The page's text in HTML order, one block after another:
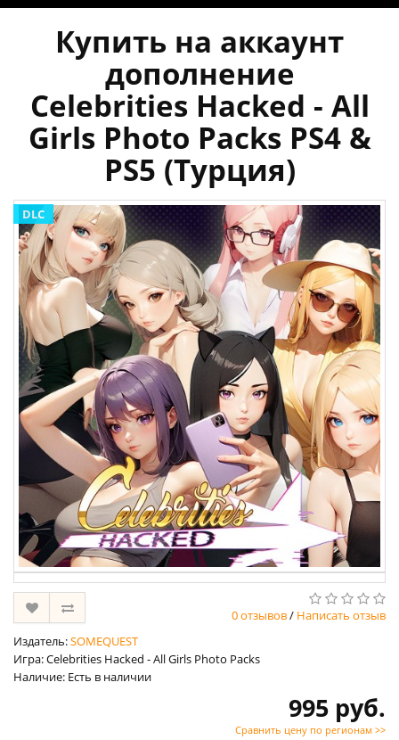
Купить на аккаунт
дополнение
Celebrities Hacked - All
Girls Photo Packs PS4 &
PS5 (Турция)
DLC
0 отзывов/ Написать отзыв
Издатель:SOMEQUEST
Игра: Celebrities Hacked - All Girls Photo Packs
Наличие: Есть в наличии
995 руб.
Сравнить цену по регионам >>